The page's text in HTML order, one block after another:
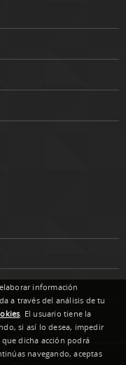
información
a través del análisis de tu
. El usuario tiene la
si así lo desea, impedir
dicha acción podrá
navegando, aceptas